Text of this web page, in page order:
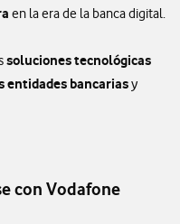
en la era de la banca digital.
soluciones tecnológicas
entidades bancariasy
con Vodafone